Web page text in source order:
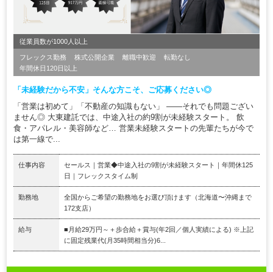
従業員数が1000人以上
フレックス勤務 株式公開企業 離職中歓迎
転勤なし
年間休日120日以上
「未経験だから不安」そんな方こそ、ご応募ください◎
「営業は初めて」「不動産の知識もない」 ——それでも問題ござい
ません◎ 大東建託では、中途入社の約9割が未経験スタート。 飲
食・アパレル・美容師など… 営業未経験スタートの先輩たちが今で
は第一線で...
仕事内容
セールス｜営業◆中途入社の9割が未経験スタート｜年間休125
日｜フレックスタイム制
勤務地
全国からご希望の勤務地をお選び頂けます（北海道〜沖縄まで
172支店）
給与
■月給29万円～＋歩合給＋賞与(年2回／個人実績による) ※上記
に固定残業代(月35時間相当分)6...